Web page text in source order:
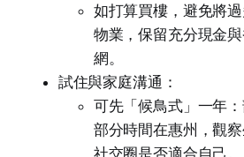
如打算買樓，避免將
物業，保留充分現金
網。
試住與家庭溝通：
可先「候鳥式」一年
部分時間在惠州，觀察
社交圈是否適合自己。